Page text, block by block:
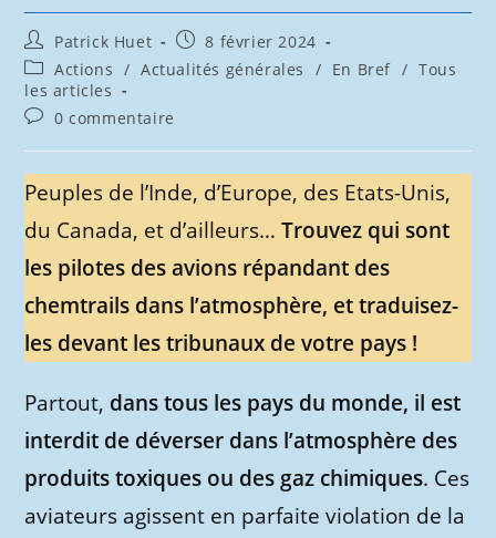
Auteur/autrice
de
la
publication :
Patrick Huet
Publication
publiée :
8 février 2024
Post
category:
Actions / Actualités générales / En Bref / Tous
les articles
Commentaires
la
publication :
0 commentaire
Peuples de l’Inde, d’Europe, des Etats-Unis,
du Canada, et d’ailleurs…Trouvez qui sont
les pilotes des avions répandant des
chemtrails dans l’atmosphère, et traduisez-
les devant les tribunaux de votre pays !
Partout, dans tous les pays du monde, il est
interdit de déverser dans l’atmosphère des
produits toxiques ou des gaz chimiques. Ces
aviateurs agissent en parfaite violation de la